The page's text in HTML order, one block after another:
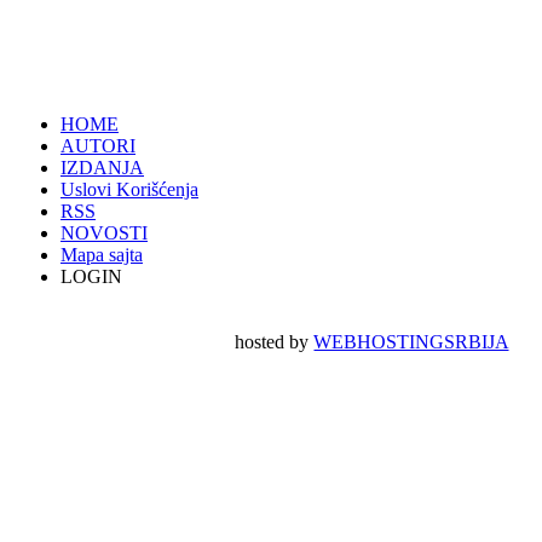
HOME
AUTORI
IZDANJA
Uslovi Korišćenja
RSS
NOVOSTI
Mapa sajta
LOGIN
hosted byWEBHOSTINGSRBIJA